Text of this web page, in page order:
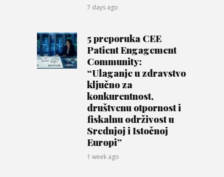
7 days ago
5 preporuka CEE
Patient Engagement
Community:
“Ulaganje u zdravstvo
ključno za
konkurentnost,
društvenu otpornost i
fiskalnu održivost u
Srednjoj i Istočnoj
Europi”
1 week ago